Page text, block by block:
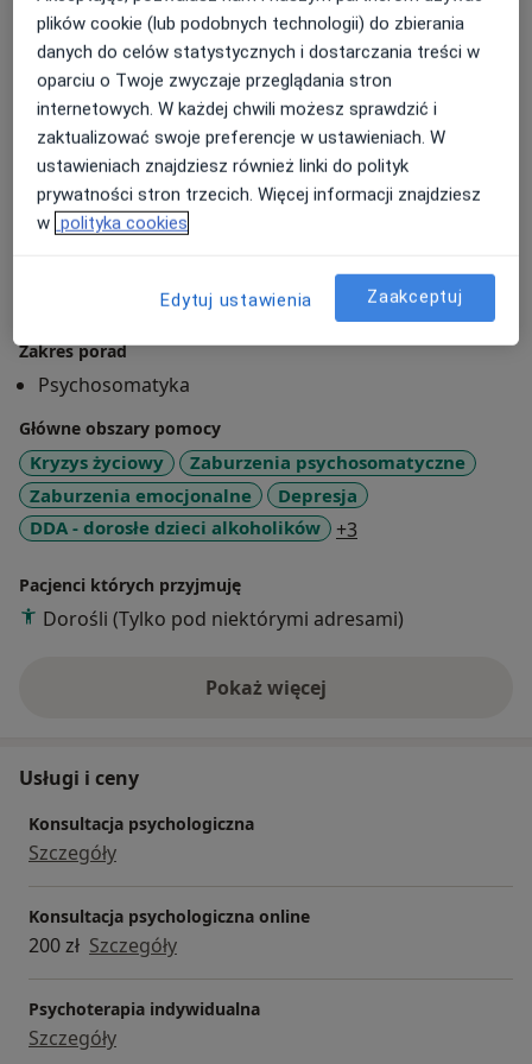
- kryzys życiowy
W swoich projektach szkoleniowych i terapeutycznych
odwołuję się do koncepcji terapii integralnej, która
oprócz psychiki bierze pod uwagę ciało, energię i
duchowość człowieka.
więcejO mnie
Psychoterapia
Zakres porad
Psychosomatyka
Główne obszary pomocy
Kryzys życiowy
Zaburzenia psychosomatyczne
Zaburzenia emocjonalne
Depresja
DDA - dorosłe dzieci alkoholików
+3
Pacjenci których przyjmuję
Dorośli (Tylko pod niektórymi adresami)
Pokaż więcejo doświadczeniu
Usługi i ceny
Konsultacja psychologiczna
Szczegóły
Konsultacja psychologiczna online
200 zł Szczegóły
Psychoterapia indywidualna
Szczegóły
plików cookie (lub podobnych technologii) do zbierania
danych do celów statystycznych i dostarczania treści w
oparciu o Twoje zwyczaje przeglądania stron
internetowych. W każdej chwili możesz sprawdzić i
zaktualizować swoje preferencje w ustawieniach. W
ustawieniach znajdziesz również linki do polityk
prywatności stron trzecich. Więcej informacji znajdziesz
w polityka cookies
Edytuj ustawienia Zaakceptuj